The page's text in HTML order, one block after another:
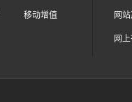
移动增值 网
网